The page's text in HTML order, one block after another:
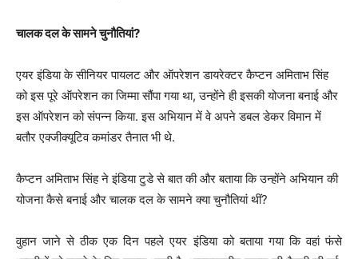
चालक दल के सामने चुनौतियां?
एयर इंडिया के सीनियर पायलट और ऑपरेशन डायरेक्टर कैप्टन अमिताभ सिंह
को इस पूरे ऑपरेशन का जिम्मा सौंपा गया था, उन्होंने ही इसकी योजना बनाई और
इस ऑपरेशन को संपन्न किया. इस अभियान में वे अपने डबल डेकर विमान में
बतौर एक्जीक्यूटिव कमांडर तैनात भी थे.
कैप्टन अमिताभ सिंह ने इंडिया टुडे से बात की और बताया कि उन्होंने अभियान की
योजना कैसे बनाई और चालक दल के सामने क्या चुनौतियां थीं?
वुहान जाने से ठीक एक दिन पहले एयर इंडिया को बताया गया कि वहां फंसे